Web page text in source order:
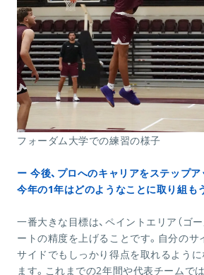
フォーダム大学での練習の様子
ー 今後、プロへのキャリアをステップア
今年の1年はどのようなことに取り組も
一番大きな目標は、ペイントエリア（ゴ
ートの精度を上げることです。自分のサ
サイドでもしっかり得点を取れるよう
ます。これまでの2年間や代表チームで